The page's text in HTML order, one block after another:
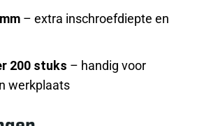
– extra inschroefdiepte en
200 stuks – handig voor
werkplaats